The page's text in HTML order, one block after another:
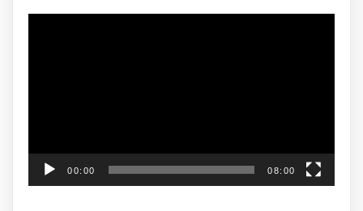
00:00 08:00